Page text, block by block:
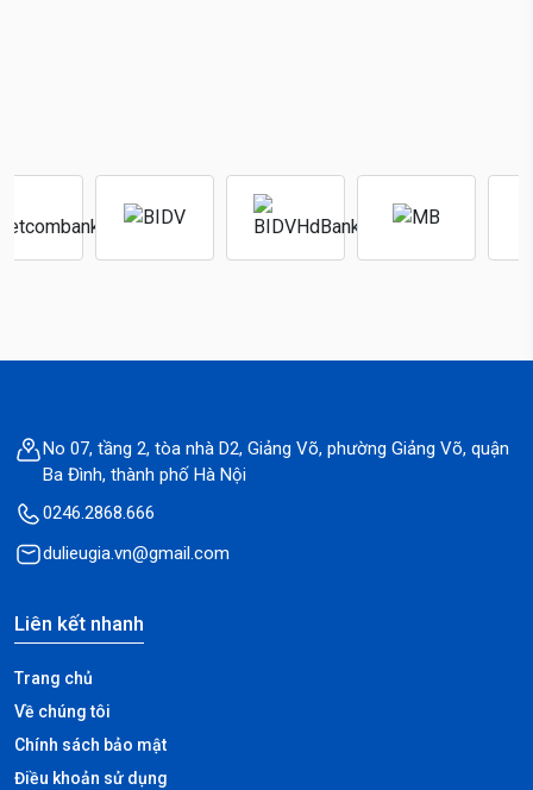
No 07, tầng 2, tòa nhà D2, Giảng Võ, phường Giảng Võ, quận
Ba Đình, thành phố Hà Nội
0246.2868.666
dulieugia.vn@gmail.com
Liên kết nhanh
Trang chủ
Về chúng tôi
Chính sách bảo mật
Điều khoản sử dụng